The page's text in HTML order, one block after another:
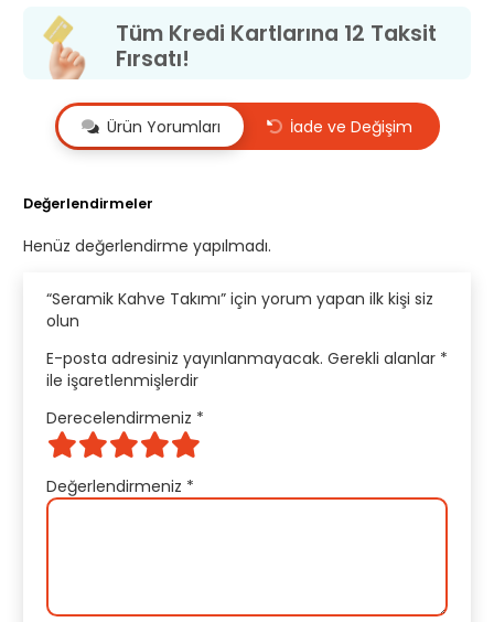
Tüm Kredi Kartlarına 12 Taksit
Fırsatı!
Ürün Yorumları İade ve Değişim
Değerlendirmeler
Henüz değerlendirme yapılmadı.
“Seramik Kahve Takımı” için yorum yapan ilk kişi siz
olun
E-posta adresiniz yayınlanmayacak. Gerekli alanlar *
ile işaretlenmişlerdir
Derecelendirmeniz *
Değerlendirmeniz *